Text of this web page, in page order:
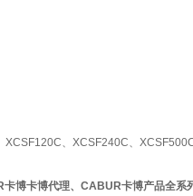
、XCSF240C、
博卡博代理、CABUR卡博产品全系